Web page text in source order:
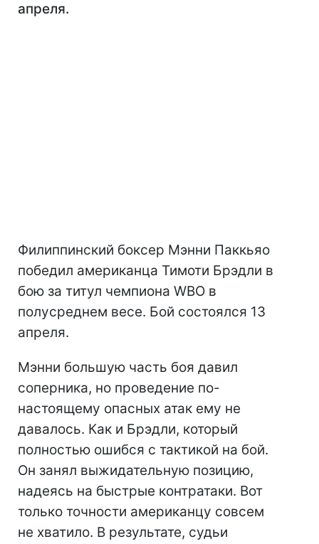
апреля.
Филиппинский боксер Мэнни Паккьяо
победил американца Тимоти Брэдли в
бою за титул чемпиона WBO в
полусреднем весе. Бой состоялся 13
апреля.
Мэнни большую часть боя давил
соперника, но проведение по-
настоящему опасных атак ему не
давалось. Как и Брэдли, который
полностью ошибся с тактикой на бой.
Он занял выжидательную позицию,
надеясь на быстрые контратаки. Вот
только точности американцу совсем
не хватило. В результате, судьи